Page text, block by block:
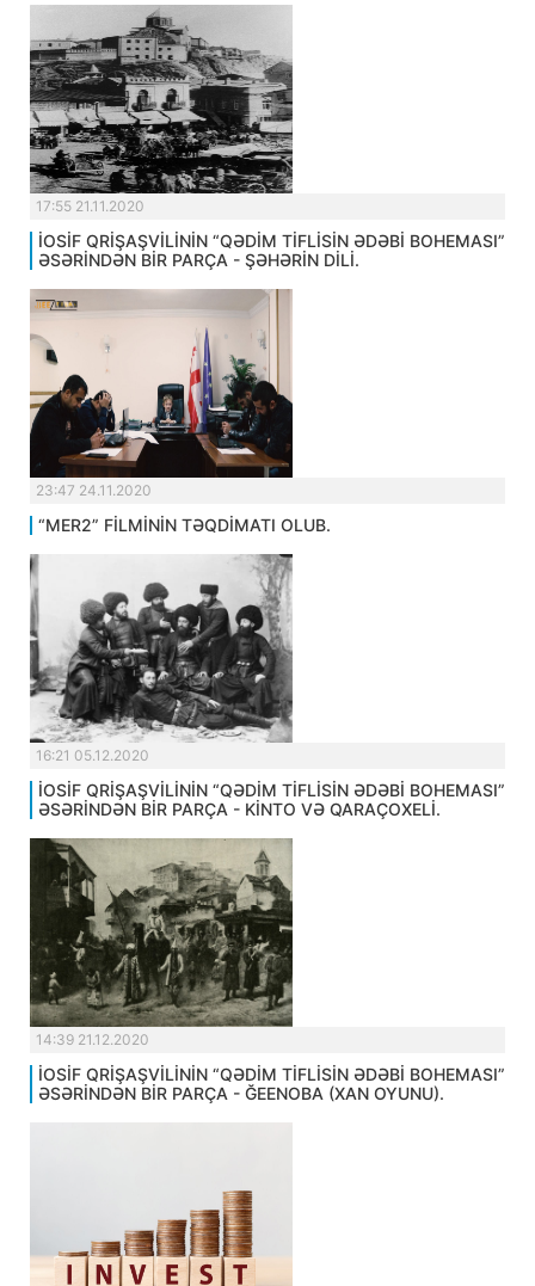
17:55 21.11.2020
İOSİF QRİŞAŞVİLİNİN “QƏDİM TİFLİSİN ƏDƏBİ BOHEMASI”
ƏSƏRİNDƏN BİR PARÇA - ŞƏHƏRİN DİLİ.
23:47 24.11.2020
“MER2” FİLMİNİN TƏQDİMATI OLUB.
16:21 05.12.2020
İOSİF QRİŞAŞVİLİNİN “QƏDİM TİFLİSİN ƏDƏBİ BOHEMASI”
ƏSƏRİNDƏN BİR PARÇA - KİNTO VƏ QARAÇOXELİ.
14:39 21.12.2020
İOSİF QRİŞAŞVİLİNİN “QƏDİM TİFLİSİN ƏDƏBİ BOHEMASI”
ƏSƏRİNDƏN BİR PARÇA - ĞEENOBA (XAN OYUNU).